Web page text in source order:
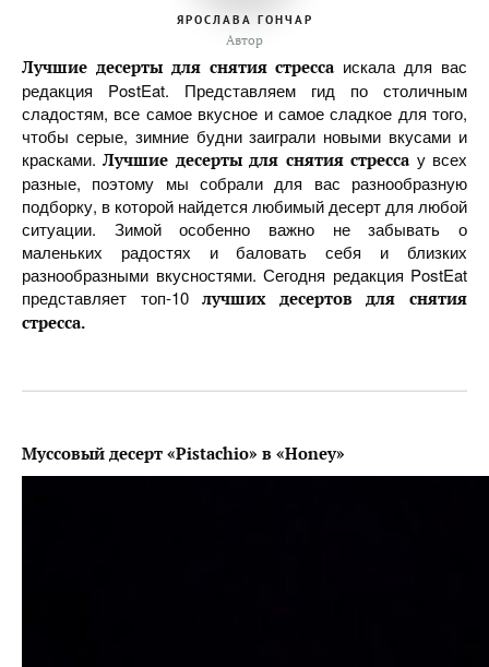
ЯРОСЛАВА ГОНЧАР
Автор
Лучшие десерты для снятия стрессаискала для вас
редакция PostEat. Представляем гид по столичным
сладостям, все самое вкусное и самое сладкое для того,
чтобы серые, зимние будни заиграли новыми вкусами и
красками.Лучшие десерты для снятия стрессау всех
разные, поэтому мы собрали для вас разнообразную
подборку, в которой найдется любимый десерт для любой
ситуации. Зимой особенно важно не забывать о
маленьких радостях и баловать себя и близких
разнообразными вкусностями. Сегодня редакция PostEat
представляет топ-10лучших десертов для снятия
стресса.
Муссовый десерт «Pistachio» в «Honey»